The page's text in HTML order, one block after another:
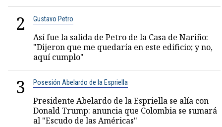
2 Gustavo Petro
Así fue la salida de Petro de la Casa de Nariño:
"Dijeron que me quedaría en este edificio; y no,
aquí cumplo"
3 Posesión Abelardo de la Espriella
Presidente Abelardo de la Espriella se alía con
Donald Trump: anuncia que Colombia se sumará
al "Escudo de las Américas"